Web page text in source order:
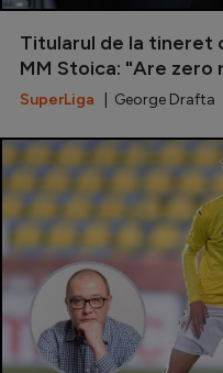
Titularul de la tineret
MM Stoica: "Are zero
SuperLiga | George Drafta